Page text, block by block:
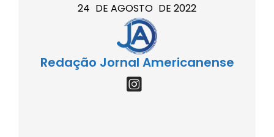
24 DE AGOSTO DE 2022
Redação Jornal Americanense